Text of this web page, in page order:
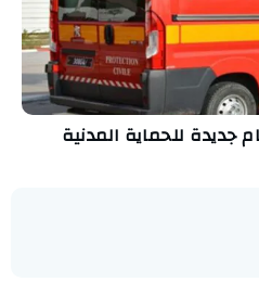
جديدة للحماية المدنية